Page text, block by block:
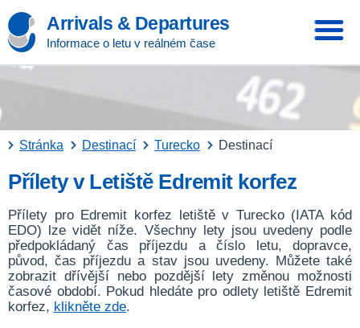
Arrivals & Departures
Informace o letu v reálném čase
Stránka Destinací Turecko Destinací
Přílety v Letiště Edremit korfez
Přílety pro Edremit korfez letiště v Turecko (IATA kód
EDO) lze vidět níže. Všechny lety jsou uvedeny podle
předpokládaný čas příjezdu a číslo letu, dopravce,
původ, čas příjezdu a stav jsou uvedeny. Můžete také
zobrazit dřívější nebo pozdější lety změnou možnosti
časové období. Pokud hledáte pro odlety letiště Edremit
korfez, klikněte zde.